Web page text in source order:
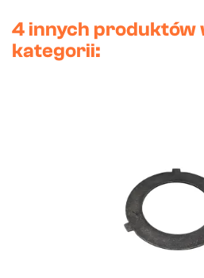
4 innych produktów
kategorii: